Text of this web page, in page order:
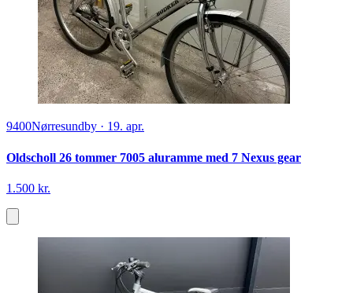
9400Nørresundby · 19. apr.
Oldscholl 26 tommer 7005 aluramme med 7 Nexus gear
1.500 kr.